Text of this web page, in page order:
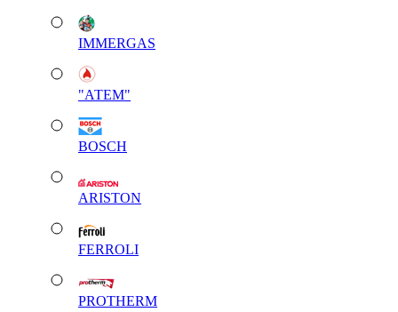
IMMERGAS
"АТЕМ"
BOSCH
ARISTON
FERROLI
PROTHERM